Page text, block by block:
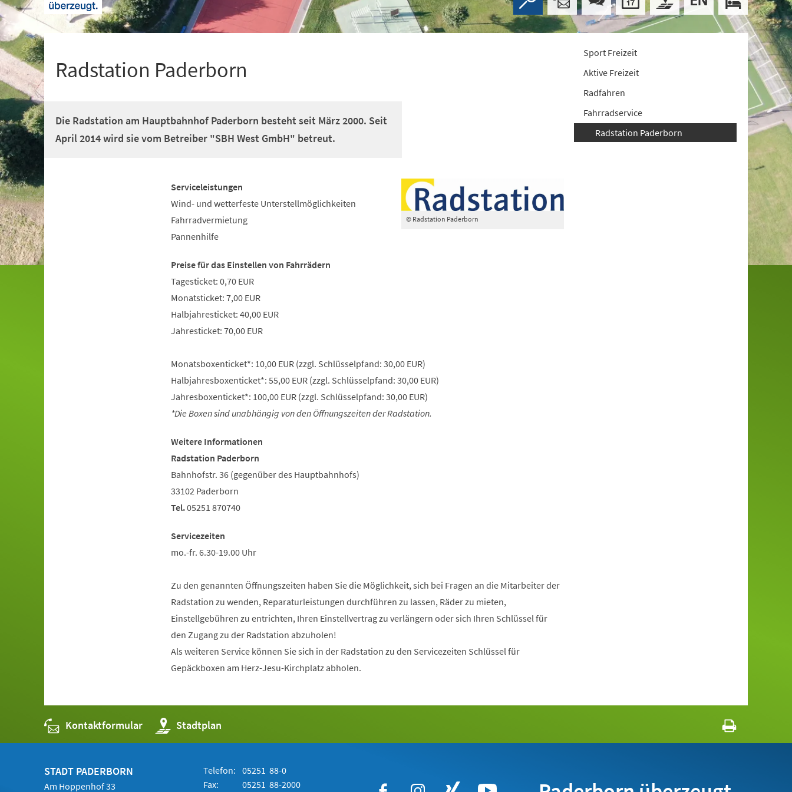
+
1
Radstation Paderborn
Die Radstation am Hauptbahnhof Paderborn besteht seit März 2000. Seit
April 2014 wird sie vom Betreiber "SBH West GmbH" betreut.
© Radstation Paderborn
Serviceleistungen
Wind- und wetterfeste Unterstellmöglichkeiten
Fahrradvermietung
Pannenhilfe
Preise für das Einstellen von Fahrrädern
Tagesticket: 0,70 EUR
Monatsticket: 7,00 EUR
Halbjahresticket: 40,00 EUR
Jahresticket: 70,00 EUR
Monatsboxenticket*: 10,00 EUR (zzgl. Schlüsselpfand: 30,00 EUR)
Halbjahresboxenticket*: 55,00 EUR (zzgl. Schlüsselpfand: 30,00 EUR)
Jahresboxenticket*: 100,00 EUR (zzgl. Schlüsselpfand: 30,00 EUR)
*Die Boxen sind unabhängig von den Öffnungszeiten der Radstation.
Weitere Informationen
Radstation Paderborn
Bahnhofstr. 36 (gegenüber des Hauptbahnhofs)
33102 Paderborn
Tel.05251 870740
Servicezeiten
mo.-fr. 6.30-19.00 Uhr
Zu den genannten Öffnungszeiten haben Sie die Möglichkeit, sich bei Fragen an die Mitarbeiter der
Radstation zu wenden, Reparaturleistungen durchführen zu lassen, Räder zu mieten,
Einstellgebühren zu entrichten, Ihren Einstellvertrag zu verlängern oder sich Ihren Schlüssel für
den Zugang zu der Radstation abzuholen!
Als weiteren Service können Sie sich in der Radstation zu den Servicezeiten Schlüssel für
Gepäckboxen am Herz-Jesu-Kirchplatz abholen.
Sport Freizeit
Aktive Freizeit
Radfahren
Fahrradservice
Radstation Paderborn
Kontaktformular Stadtplan
(Öffnet
in
einem
STADT PADERBORN
Am Hoppenhof 33
Telefon: 05251 88-0
Fax:
05251 88-2000